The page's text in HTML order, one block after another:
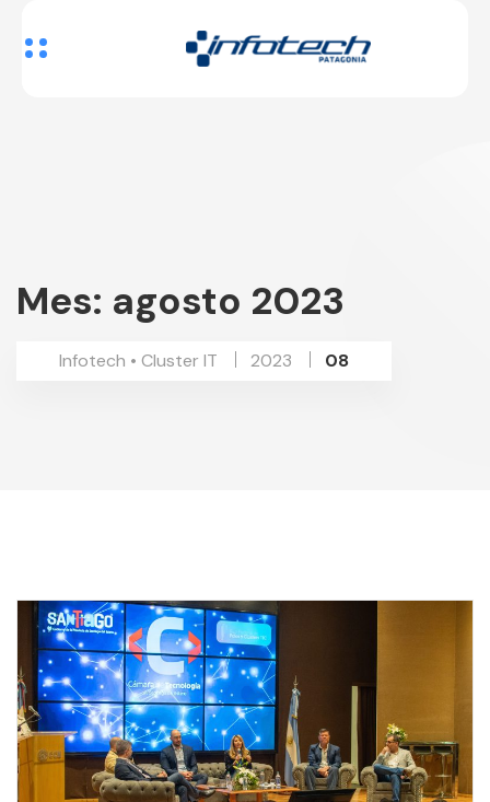
Mes: agosto 2023
Infotech • Cluster IT 2023 08